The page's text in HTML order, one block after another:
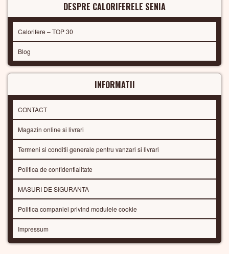
DESPRE CALORIFERELE SENIA
Calorifere – TOP 30
Blog
INFORMATII
CONTACT
Magazin online si livrari
Termeni si conditii generale pentru vanzari si livrari
Politica de confidentialitate
MASURI DE SIGURANTA
Politica companiei privind modulele cookie
Impressum